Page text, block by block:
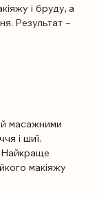
і бруду, а
Результат –
й масажними
і шиї.
Найкраще
макіяжу